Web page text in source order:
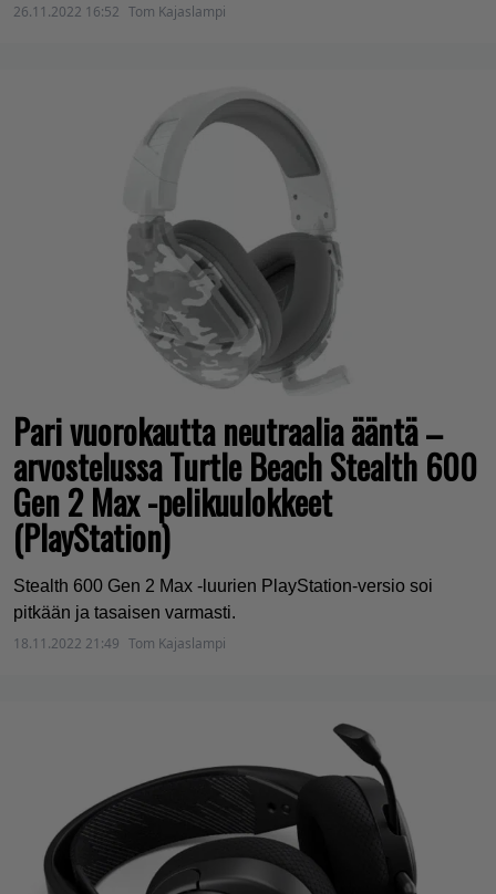
26.11.2022 16:52 Tom Kajaslampi
Pari vuorokautta neutraalia ääntä –
arvostelussa Turtle Beach Stealth 600
Gen 2 Max -pelikuulokkeet
(PlayStation)
Stealth 600 Gen 2 Max -luurien PlayStation-versio soi
pitkään ja tasaisen varmasti.
18.11.2022 21:49 Tom Kajaslampi